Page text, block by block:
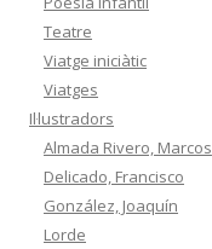
Teatre
Viatge iniciàtic
Viatges
Il·lustradors
Almada Rivero, Marcos
Delicado, Francisco
González, Joaquín
Lorde